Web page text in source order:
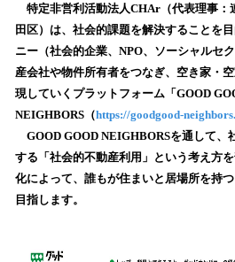
！
数
を
読
込
み
中
で
す
特定非営利活動法人CHAr（代表理事：
田区）は、社会的課題を解決することを
ニー（社会的企業、NPO、ソーシャルセ
産会社や物件所有者をつなぎ、空き家・
現していくプラットフォーム「GOOD
NEIGHBORS（https://goodgood-
GOOD GOOD NEIGHBORSを通して、
する「社会的不動産利用」という考え方
化によって、誰もが住まいと居場所を持
目指します。